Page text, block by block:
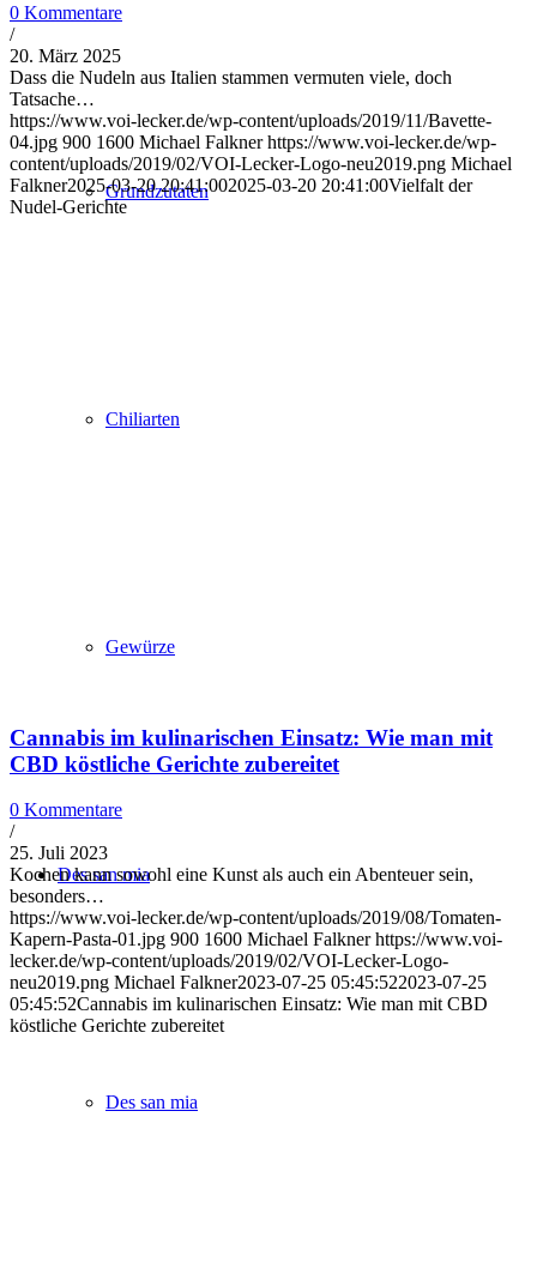
Grundzutaten
Chiliarten
Gewürze
Des san mia
Des san mia
0 Kommentare
/
20. März 2025
Dass die Nudeln aus Italien stammen vermuten viele, doch
Tatsache…
https://www.voi-lecker.de/wp-content/uploads/2019/11/Bavette-
04.jpg 900 1600 Michael Falkner https://www.voi-lecker.de/wp-
content/uploads/2019/02/VOI-Lecker-Logo-neu2019.png Michael
Falkner2025-03-20 20:41:002025-03-20 20:41:00Vielfalt der
Nudel-Gerichte
Cannabis im kulinarischen Einsatz: Wie man mit
CBD köstliche Gerichte zubereitet
0 Kommentare
/
25. Juli 2023
Kochen kann sowohl eine Kunst als auch ein Abenteuer sein,
besonders…
https://www.voi-lecker.de/wp-content/uploads/2019/08/Tomaten-
Kapern-Pasta-01.jpg 900 1600 Michael Falkner https://www.voi-
lecker.de/wp-content/uploads/2019/02/VOI-Lecker-Logo-
neu2019.png Michael Falkner2023-07-25 05:45:522023-07-25
05:45:52Cannabis im kulinarischen Einsatz: Wie man mit CBD
köstliche Gerichte zubereitet